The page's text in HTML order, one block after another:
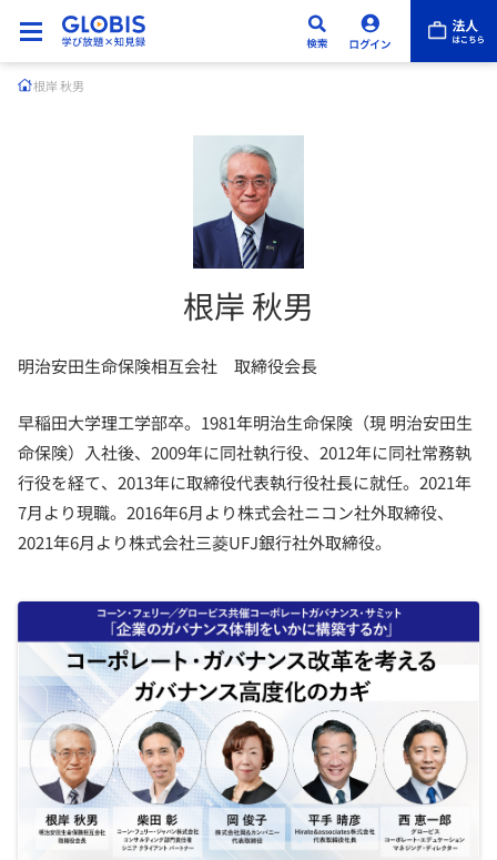
根岸 秋男
根岸 秋男
明治安田生命保険相互会社 取締役会長
早稲田大学理工学部卒。1981年明治生命保険（現 明治安田生
命保険）入社後、2009年に同社執行役、2012年に同社常務執
行役を経て、2013年に取締役代表執行役社長に就任。2021年
7月より現職。2016年6月より株式会社ニコン社外取締役、
2021年6月より株式会社三菱UFJ銀行社外取締役。